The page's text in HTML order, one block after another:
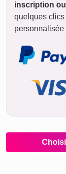
inscription
quelques
personnalisée